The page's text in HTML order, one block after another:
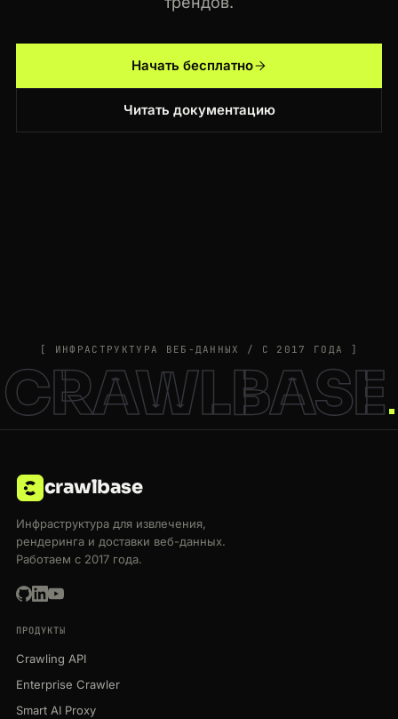
Начать бесплатно
Читать документацию
[ ИНФРАСТРУКТУРА ВЕБ-ДАННЫХ / С 2017 ГОДА ]
CRAWLBASE
crawlbase
Инфраструктура для извлечения,
рендеринга и доставки веб-данных.
Работаем с 2017 года.
ПРОДУКТЫ
Crawling API
Enterprise Crawler
Smart AI Proxy